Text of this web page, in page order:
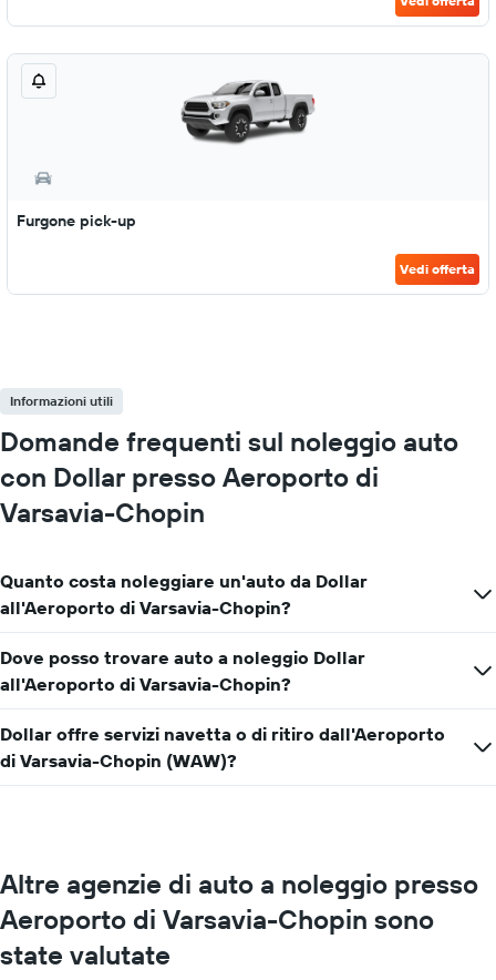
Furgone pick-up
Vedi offerta
Informazioni utili
Domande frequenti sul noleggio auto
con Dollar presso Aeroporto di
Varsavia-Chopin
Quanto costa noleggiare un'auto da Dollar
all'Aeroporto di Varsavia-Chopin?
Dove posso trovare auto a noleggio Dollar
all'Aeroporto di Varsavia-Chopin?
Dollar offre servizi navetta o di ritiro dall'Aeroporto
di Varsavia-Chopin (WAW)?
Altre agenzie di auto a noleggio presso
Aeroporto di Varsavia-Chopin sono
state valutate